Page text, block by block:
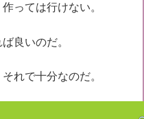
っては行けない。
良いのだ。
れで十分なのだ。